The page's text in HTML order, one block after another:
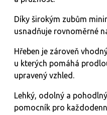
Díky širokým zubům
usnadňuje rovnoměrné
Hřeben je zároveň
u kterých pomáhá
upravený vzhled.
Lehký, odolný a
pomocník pro